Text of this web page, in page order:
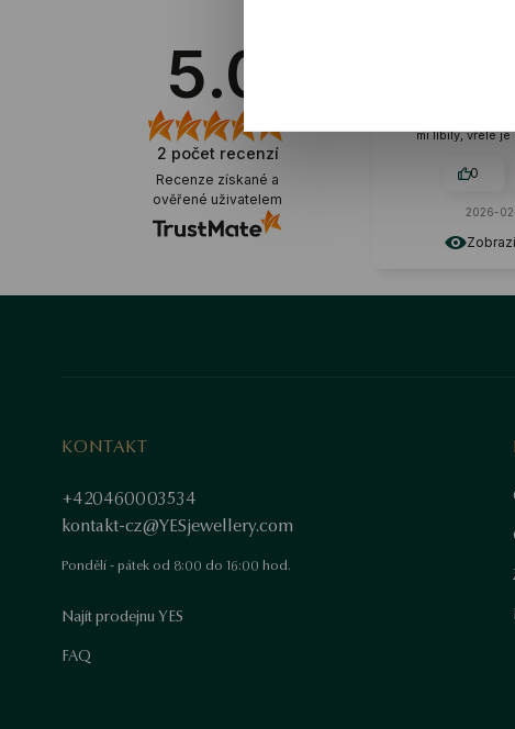
5.0
2 počet recenzí
Recenze získané a
ověřené uživatelem
moderní
mi líbily, vřele
0
2026-
KONTAKT
+420460003534
kontakt-cz@YESjewellery.com
Pondělí - pátek od 8:00 do 16:00 hod.
Najít prodejnu YES
FAQ